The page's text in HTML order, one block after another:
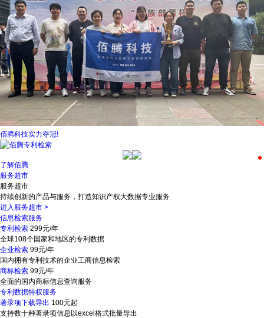
佰腾科技实力夺冠!
了解佰腾
服务超市
服务超市
持续创新的产品与服务，打造知识产权大数据专业服务
进入服务超市 >
信息检索服务
专利检索 299元/年
全球108个国家和地区的专利数据
企业检索 99元/年
国内拥有专利技术的企业工商信息检索
商标检索 99元/年
全面的国内商标信息查询服务
专利数据特权服务
著录项下载导出 100元起
支持数十种著录项信息以excel格式批量导出